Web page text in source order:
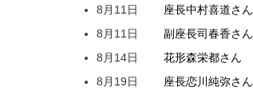
8月11日
座長中村喜道さん
8月11日
副座長司春香さん
8月14日
花形森栄都さん
8月19日
座長恋川純弥さん